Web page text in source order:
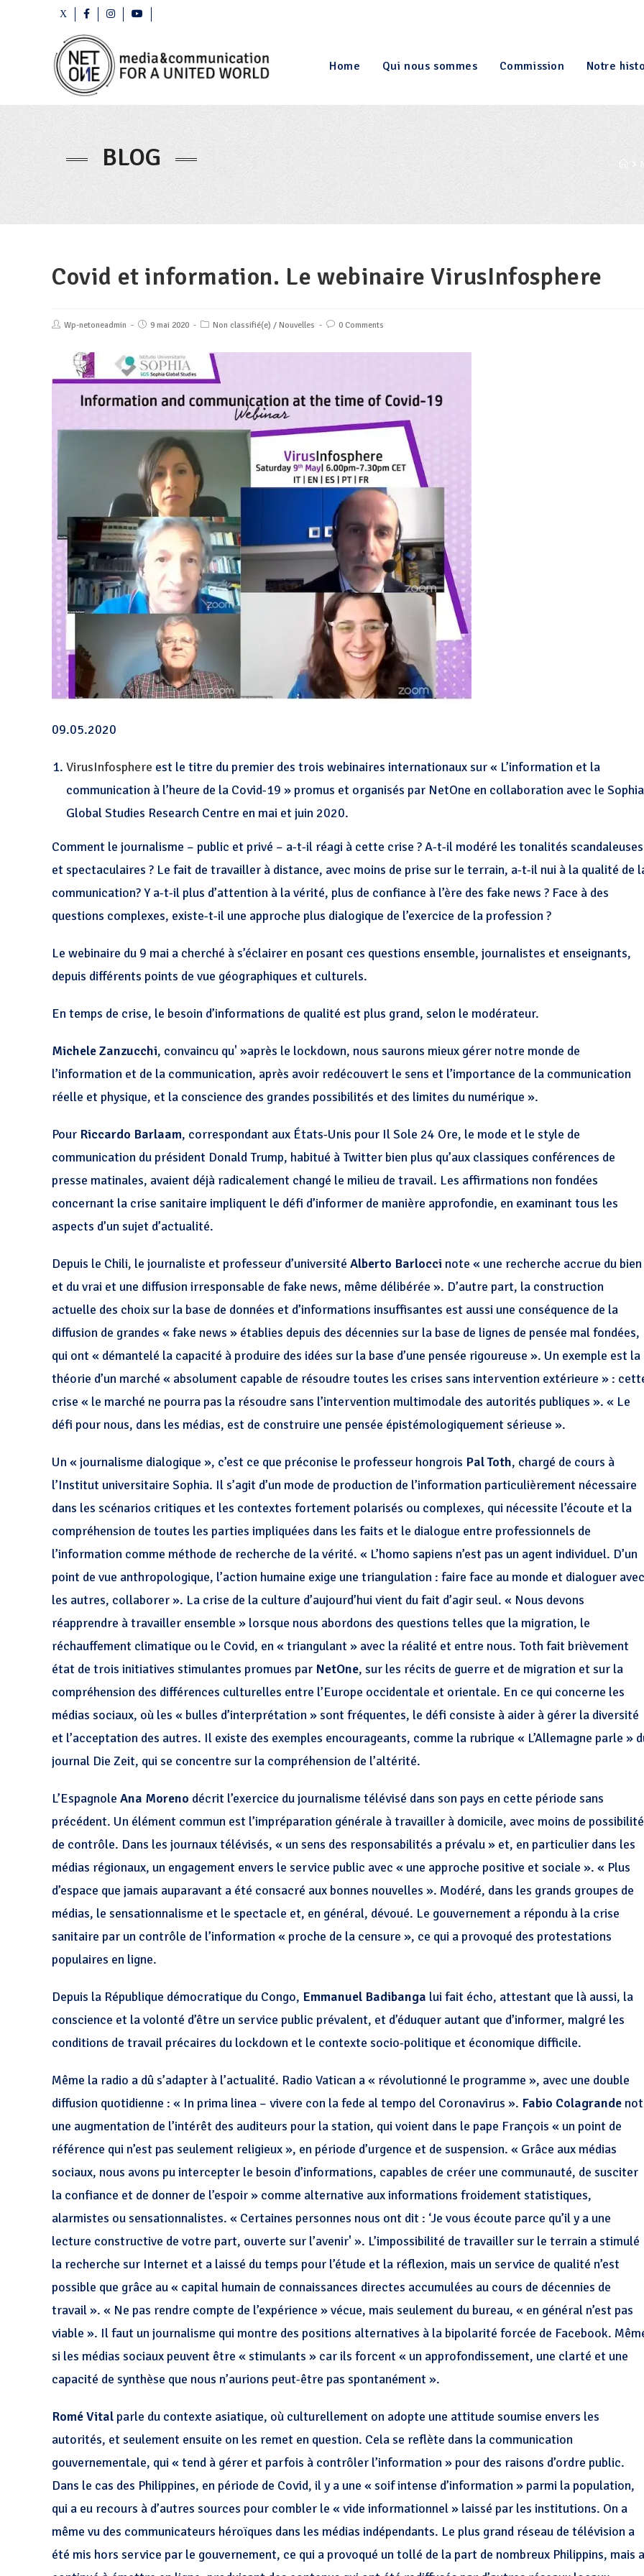
Home Qui nous sommes Commission Notre
BLOG
Covid et information. Le webinaire VirusInfosphere
Wp-netoneadmin 9 mai 2020 Non classifié(e) / Nouvelles 0 Comments
09.05.2020
VirusInfosphere est le titre du premier des trois webinaires internationaux sur « L’information et la
communication à l’heure de la Covid-19 » promus et organisés par NetOne en collaboration avec le Sophia
Global Studies Research Centre en mai et juin 2020.
Comment le journalisme – public et privé – a-t-il réagi à cette crise ? A-t-il modéré les tonalités scandaleuses
et spectaculaires ? Le fait de travailler à distance, avec moins de prise sur le terrain, a-t-il nui à la qualité de
communication?Y a-t-il plus d’attention à la vérité, plus de confiance à l’ère des fake news ? Face à des
questions complexes, existe-t-il une approche plus dialogique de l’exercice de la profession ?
Le webinaire du 9 mai a cherché à s’éclairer en posant ces questions ensemble, journalistes et enseignants,
depuis différents points de vue géographiques et culturels.
En temps de crise, le besoin d’informations de qualité est plus grand, selon le modérateur.
Michele Zanzucchi, convaincu qu' »après le lockdown, nous saurons mieux gérer notre monde de
l’information et de la communication, après avoir redécouvert le sens et l’importance de la communication
réelle et physique, et la conscience des grandes possibilités et des limites du numérique ».
Pour Riccardo Barlaam, correspondant aux États-Unis pour Il Sole 24 Ore, le mode et le style de
communication du président Donald Trump, habitué à Twitter bien plus qu’aux classiques conférences de
presse matinales, avaient déjà radicalement changé le milieu de travail. Les affirmations non fondées
concernant la crise sanitaire impliquent le défi d’informer de manière approfondie, en examinant tous les
aspects d’un sujet d’actualité.
Depuis le Chili, le journaliste et professeur d’université Alberto Barlocci note « une recherche accrue du bien
et du vrai et une diffusion irresponsable de fake news, même délibérée ». D’autre part, la construction
actuelle des choix sur la base de données et d’informations insuffisantes est aussi une conséquence de la
diffusion de grandes « fake news » établies depuis des décennies sur la base de lignes de pensée mal fondées,
qui ont « démantelé la capacité à produire des idées sur la base d’une pensée rigoureuse ». Un exemple est la
théorie d’un marché « absolument capable de résoudre toutes les crises sans intervention extérieure » :
crise « le marché ne pourra pas la résoudre sans l’intervention multimodale des autorités publiques ». « Le
défi pour nous, dans les médias, est de construire une pensée épistémologiquement sérieuse ».
Un « journalisme dialogique », c’est ce que préconise le professeur hongrois Pal Toth, chargé de cours à
l’Institut universitaire Sophia. Il s’agit d’un mode de production de l’information particulièrement nécessaire
dans les scénarios critiques et les contextes fortement polarisés ou complexes, qui nécessite l’écoute et la
compréhension de toutes les parties impliquées dans les faits et le dialogue entre professionnels de
l’information comme méthode de recherche de la vérité. « L’homo sapiens n’est pas un agent individuel. D’un
point de vue anthropologique, l’action humaine exige une triangulation : faire face au monde et dialoguer avec
les autres, collaborer ». La crise de la culture d’aujourd’hui vient du fait d’agir seul. « Nous devons
réapprendre à travailler ensemble » lorsque nous abordons des questions telles que la migration, le
réchauffement climatique ou le Covid, en « triangulant » avec la réalité et entre nous. Toth fait brièvement
état de trois initiatives stimulantes promues par NetOne, sur les récits de guerre et de migration et sur la
compréhension des différences culturelles entre l’Europe occidentale et orientale. En ce qui concerne les
médias sociaux, où les « bulles d’interprétation » sont fréquentes, le défi consiste à aider à gérer la diversité
et l’acceptation des autres. Il existe des exemples encourageants, comme la rubrique « L’Allemagne parle »
journal Die Zeit, qui se concentre sur la compréhension de l’altérité.
L’Espagnole Ana Moreno décrit l’exercice du journalisme télévisé dans son pays en cette période sans
précédent. Un élément commun est l’impréparation générale à travailler à domicile, avec moins de
de contrôle. Dans les journaux télévisés, « un sens des responsabilités a prévalu » et, en particulier dans les
médias régionaux, un engagement envers le service public avec « une approche positive et sociale ». « Plus
d’espace que jamais auparavant a été consacré aux bonnes nouvelles ». Modéré, dans les grands groupes de
médias, le sensationnalisme et le spectacle et, en général, dévoué. Le gouvernement a répondu à la crise
sanitaire par un contrôle de l’information « proche de la censure », ce qui a provoqué des protestations
populaires en ligne.
Depuis la République démocratique du Congo, Emmanuel Badibanga lui fait écho, attestant que là aussi, la
conscience et la volonté d’être un service public prévalent, et d’éduquer autant que d’informer, malgré les
conditions de travail précaires du lockdown et le contexte socio-politique et économique difficile.
Même la radio a dû s’adapter à l’actualité. Radio Vatican a « révolutionné le programme », avec une double
diffusion quotidienne : « In prima linea – vivere con la fede al tempo del Coronavirus ». Fabio Colagrande
une augmentation de l’intérêt des auditeurs pour la station, qui voient dans le pape François « un point de
référence qui n’est pas seulement religieux », en période d’urgence et de suspension. « Grâce aux médias
sociaux, nous avons pu intercepter le besoin d’informations, capables de créer une communauté, de susciter
la confiance et de donner de l’espoir » comme alternative aux informations froidement statistiques,
alarmistes ou sensationnalistes. « Certaines personnes nous ont dit : ‘Je vous écoute parce qu’il y a une
lecture constructive de votre part, ouverte sur l’avenir' ». L’impossibilité de travailler sur le terrain a stimulé
la recherche sur Internet et a laissé du temps pour l’étude et la réflexion, mais un service de qualité n’est
possible que grâce au « capital humain de connaissances directes accumulées au cours de décennies de
travail ». « Ne pas rendre compte de l’expérience » vécue, mais seulement du bureau, « en général n’est pas
viable ». Il faut un journalisme qui montre des positions alternatives à la bipolarité forcée de Facebook.
si les médias sociaux peuvent être « stimulants » car ils forcent « un approfondissement, une clarté et une
capacité de synthèse que nous n’aurions peut-être pas spontanément ».
Romé Vital parle du contexte asiatique, où culturellement on adopte une attitude soumise envers les
autorités, et seulement ensuite on les remet en question. Cela se reflète dans la communication
gouvernementale, qui « tend à gérer et parfois à contrôler l’information » pour des raisons d’ordre public.
Dans le cas des Philippines, en période de Covid, il y a une « soif intense d’information » parmi la population,
qui a eu recours à d’autres sources pour combler le « vide informationnel » laissé par les institutions. On a
même vu des communicateurs héroïques dans les médias indépendants. Le plus grand réseau de télévision a
été mis hors service par le gouvernement, ce qui a provoqué un tollé de la part de nombreux Philippins, mais a